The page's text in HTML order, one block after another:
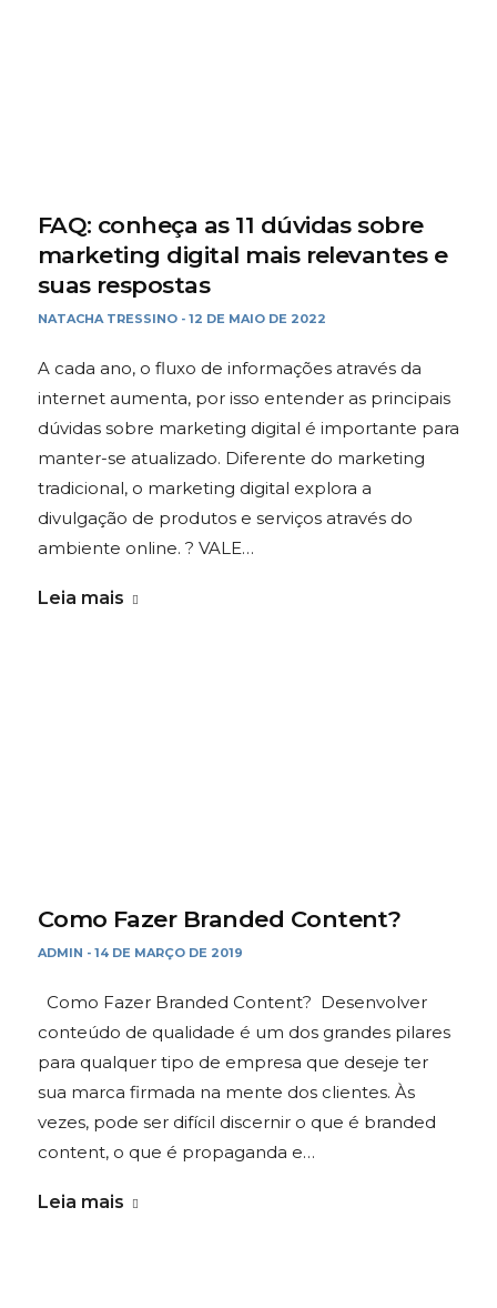
FAQ: conheça as 11 dúvidas sobre
marketing digital mais relevantes e
suas respostas
NATACHA TRESSINO - 12 DE MAIO DE 2022
A cada ano, o fluxo de informações através da
internet aumenta, por isso entender as principais
dúvidas sobre marketing digital é importante para
manter-se atualizado. Diferente do marketing
tradicional, o marketing digital explora a
divulgação de produtos e serviços através do
ambiente online. ? VALE…
Leia mais
Como Fazer Branded Content?
ADMIN - 14 DE MARÇO DE 2019
Como Fazer Branded Content? Desenvolver
conteúdo de qualidade é um dos grandes pilares
para qualquer tipo de empresa que deseje ter
sua marca firmada na mente dos clientes. Às
vezes, pode ser difícil discernir o que é branded
content, o que é propaganda e…
Leia mais